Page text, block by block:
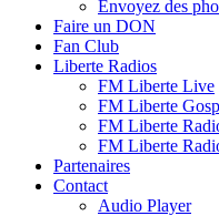
Envoyez des
Faire un DON
Fan Club
Liberte Radios
FM Liberte Live
FM Liberte
FM Liberte
FM Liberte
Partenaires
Contact
Audio Player